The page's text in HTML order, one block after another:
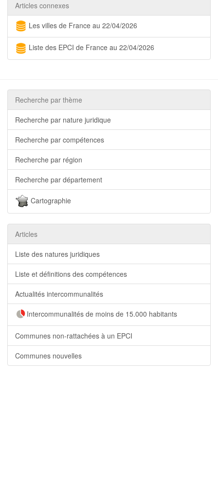
Articles connexes
Les villes de France au 22/04/2026
Liste des EPCI de France au 22/04/2026
Recherche par thème
Recherche par nature juridique
Recherche par compétences
Recherche par région
Recherche par département
Cartographie
Articles
Liste des natures juridiques
Liste et définitions des compétences
Actualités intercommunalités
Intercommunalités de moins de 15.000 habitants
Communes non-rattachées à un EPCI
Communes nouvelles